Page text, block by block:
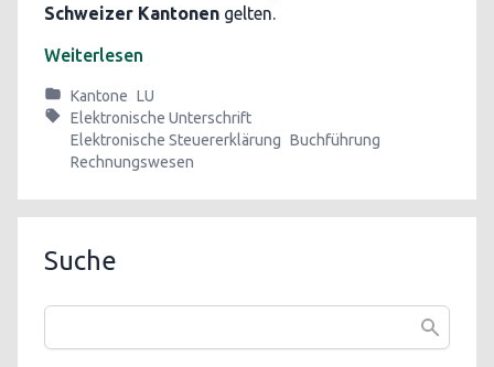
Schweizer Kantonen gelten.
Weiterlesen
Kantone LU
Elektronische Unterschrift
Elektronische Steuererklärung Buchführung
Rechnungswesen
Suche